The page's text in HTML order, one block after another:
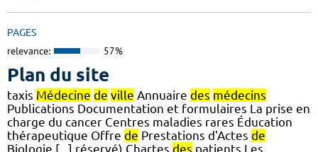
PAGES
relevance: 57%
Plan du site
taxis Médecine de ville Annuaire des médecins
Publications Documentation et formulaires La prise en
charge du cancer Centres maladies rares Éducation
thérapeutique Offre de Prestations d'Actes de
Biologie [...] réservé) Chartes des patients Les